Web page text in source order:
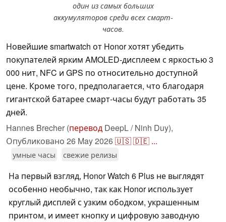
один из самых больших
аккумуляторов среди всех смарт-
часов.
Новейшие smartwatch от Honor хотят убедить
покупателей ярким AMOLED-дисплеем с яркостью 3
000 нит, NFC и GPS по относительно доступной
цене. Кроме того, предполагается, что благодаря
гигантской батарее смарт-часы будут работать 35
дней.
Hannes Brecher (перевод DeepL / Ninh Duy),
Опубликовано 26 May 2026🇺🇸🇩🇪 ...
умные часы свежие релизы
На первый взгляд, Honor Watch 6 Plus не выглядят
особенно необычно, так как Honor использует
круглый дисплей с узким ободком, украшенным
принтом, и имеет кнопку и цифровую заводную